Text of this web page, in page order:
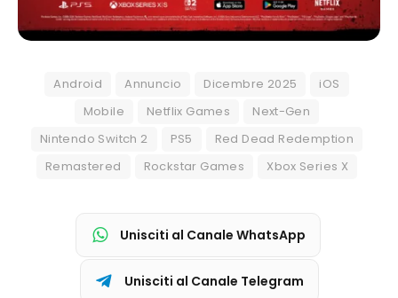
Android Annuncio Dicembre 2025
iOS
Mobile
Netflix Games
Next-Gen
Nintendo Switch 2
PS5
Red Dead Redemption
Remastered
Rockstar Games Xbox Series X
Unisciti al Canale WhatsApp
Unisciti al Canale Telegram